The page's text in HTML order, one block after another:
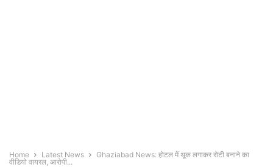
Home Latest News
Ghaziabad News: होटल में थूक लगाकर रोटी बनाने का
वीडियो वायरल, आरोपी...